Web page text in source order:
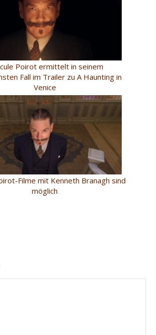
Poirot ermittelt in seinem
Fall im Trailer zu A Haunting in
Venice
Filme mit Kenneth Branagh sind
möglich